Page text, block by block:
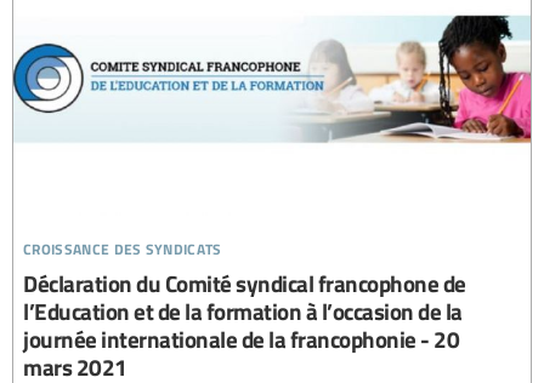
croissance des syndicats
Déclaration du Comité syndical francophone de
l’Education et de la formation à l’occasion de la
journée internationale de la francophonie - 20
mars 2021